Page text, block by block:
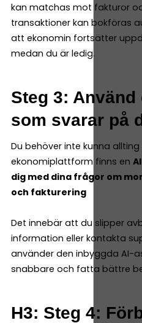
kan matchas mot fakturor
transaktioner kan bokföras
att ekonomin fortsätter
medan du är ledig.
Steg 3:
som svarar på
Du behöver inte kunna allting
ekonomiplattform finns en
dig med dina frågor om
och fakturering
Det innebär att du slipper
information eller kontakta
använder den inbyggda AI-
snabbare och fatta bättre
H3: Steg 4: